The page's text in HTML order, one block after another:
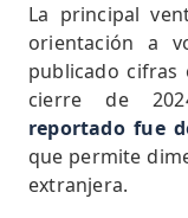
La principal
orientación a
publicado cifras
cierre de
reportado fue
que permite
extranjera.